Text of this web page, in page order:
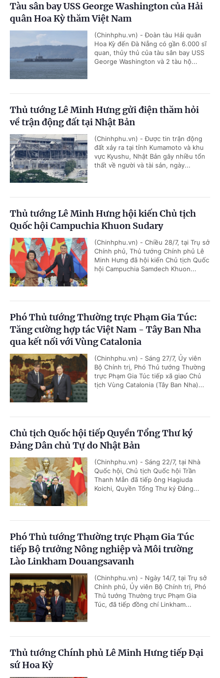
Tàu sân bay USS George Washington của Hải
quân Hoa Kỳ thăm Việt Nam
(Chinhphu.vn) - Đoàn tàu Hải quân
Hoa Kỳ đến Đà Nẵng có gần 6.000 sĩ
quan, thủy thủ của tàu sân bay USS
George Washington và 2 tàu hộ...
Thủ tướng Lê Minh Hưng gửi điện thăm hỏi
về trận động đất tại Nhật Bản
(Chinhphu.vn) - Được tin trận động
đất xảy ra tại tỉnh Kumamoto và khu
vực Kyushu, Nhật Bản gây nhiều tổn
thất về người và tài sản, ngày...
Thủ tướng Lê Minh Hưng hội kiến Chủ tịch
Quốc hội Campuchia Khuon Sudary
(Chinhphu.vn) - Chiều 28/7, tại Trụ sở
Chính phủ, Thủ tướng Chính phủ Lê
Minh Hưng đã hội kiến Chủ tịch Quốc
hội Campuchia Samdech Khuon...
Phó Thủ tướng Thường trực Phạm Gia Túc:
Tăng cường hợp tác Việt Nam - Tây Ban Nha
qua kết nối với Vùng Catalonia
(Chinhphu.vn) - Sáng 27/7, Ủy viên
Bộ Chính trị, Phó Thủ tướng Thường
trực Phạm Gia Túc tiếp xã giao Chủ
tịch Vùng Catalonia (Tây Ban Nha)...
Chủ tịch Quốc hội tiếp Quyền Tổng Thư ký
Đảng Dân chủ Tự do Nhật Bản
(Chinhphu.vn) - Sáng 22/7, tại Nhà
Quốc hội, Chủ tịch Quốc hội Trần
Thanh Mẫn đã tiếp ông Hagiuda
Koichi, Quyền Tổng Thư ký Đảng...
Phó Thủ tướng Thường trực Phạm Gia Túc
tiếp Bộ trưởng Nông nghiệp và Môi trường
Lào Linkham Douangsavanh
(Chinhphu.vn) - Ngày 14/7, tại Trụ sở
Chính phủ, Ủy viên Bộ Chính trị, Phó
Thủ tướng Thường trực Phạm Gia
Túc, đã tiếp đồng chí Linkham...
Thủ tướng Chính phủ Lê Minh Hưng tiếp Đại
sứ Hoa Kỳ